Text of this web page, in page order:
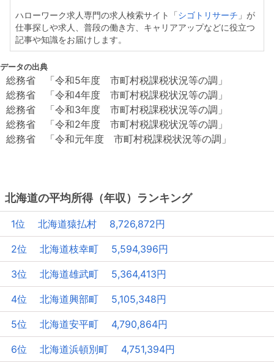
ハローワーク求人専門の求人検索サイト「 シゴトリサーチ 」が
仕事探しや求人、普段の働き方、キャリアアップなどに役立つ
記事や知識をお届けします。
データの出典
総務省 「令和5年度 市町村税課税状況等の調」
総務省 「令和4年度 市町村税課税状況等の調」
総務省 「令和3年度 市町村税課税状況等の調」
総務省 「令和2年度 市町村税課税状況等の調」
総務省 「令和元年度 市町村税課税状況等の調」
北海道の平均所得（年収）ランキング
1位 北海道猿払村 8,726,872円
2位 北海道枝幸町 5,594,396円
3位 北海道雄武町 5,364,413円
4位 北海道興部町 5,105,348円
5位 北海道安平町 4,790,864円
6位 北海道浜頓別町 4,751,394円